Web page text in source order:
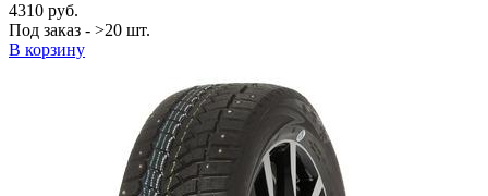
4310 руб.
Под заказ - >20 шт.
В корзину